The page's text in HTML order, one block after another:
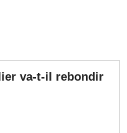
va-t-il rebondir